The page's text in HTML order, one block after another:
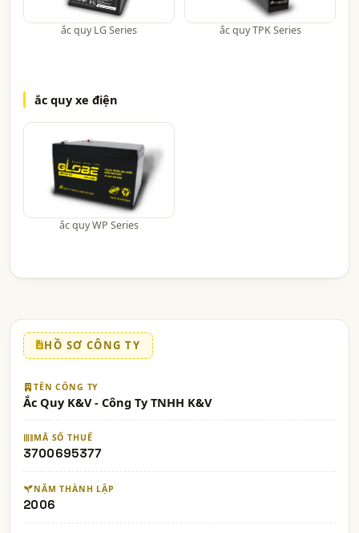
ắc quy LG Series ắc quy TPK Series
ắc quy xe điện
ắc quy WP Series
HỒ SƠ CÔNG TY
TÊN CÔNG TY
Ắc Quy K&V - Công Ty TNHH K&V
MÃ SỐ THUẾ
3700695377
NĂM THÀNH LẬP
2006